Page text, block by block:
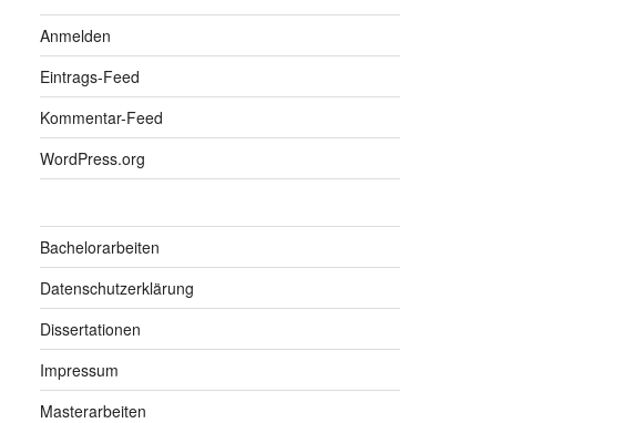
Anmelden
Eintrags-Feed
Kommentar-Feed
WordPress.org
Bachelorarbeiten
Datenschutzerklärung
Dissertationen
Impressum
Masterarbeiten